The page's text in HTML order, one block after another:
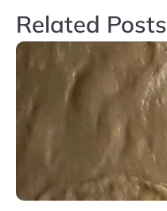
导
航
Related Posts